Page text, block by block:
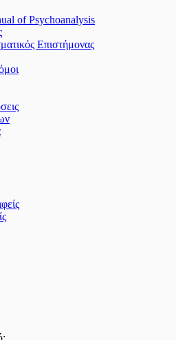
of Psychoanalysis
Επιστήμονας